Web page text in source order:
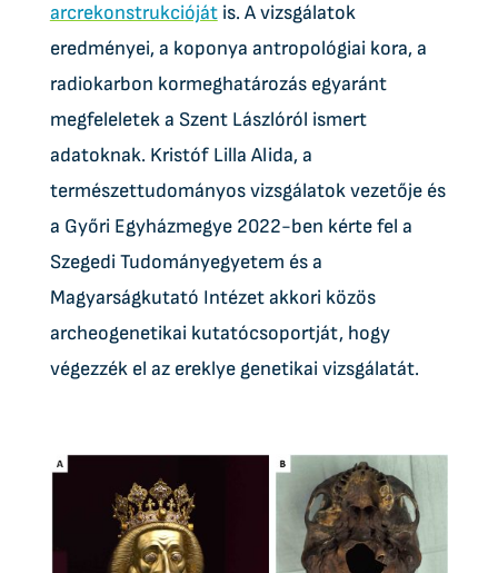
arcrekonstrukciójátis. A vizsgálatok
eredményei, a koponya antropológiai kora, a
radiokarbon kormeghatározás egyaránt
megfeleletek a Szent Lászlóról ismert
adatoknak. Kristóf Lilla Alida, a
természettudományos vizsgálatok vezetője és
a Győri Egyházmegye 2022-ben kérte fel a
Szegedi Tudományegyetem és a
Magyarságkutató Intézet akkori közös
archeogenetikai kutatócsoportját, hogy
végezzék el az ereklye genetikai vizsgálatát.